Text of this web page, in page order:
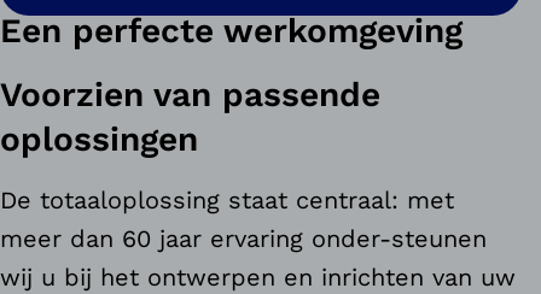
Een perfecte werkomgeving
Voorzien van passende
oplossingen
De totaaloplossing staat centraal: met
meer dan 60 jaar ervaring onder-steunen
wij u bij het ontwerpen en inrichten van uw